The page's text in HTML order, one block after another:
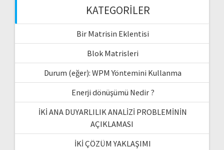
KATEGORILER
Bir Matrisin Eklentisi
Blok Matrisleri
Durum (eğer): WPM Yöntemini Kullanma
Enerji dönüşümü Nedir ?
İKİ ANA DUYARLILIK ANALİZİ PROBLEMİNİN
AÇIKLAMASI
İKİ ÇÖZÜM YAKLAŞIMI